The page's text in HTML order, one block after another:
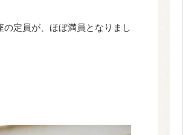
の定員が、ほぼ満員となりまし